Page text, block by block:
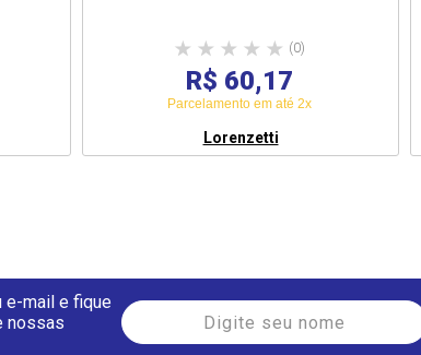
(0)
R$ 60,17
Parcelamento em até 2x
Lorenzetti
e-mail e fique
nossas